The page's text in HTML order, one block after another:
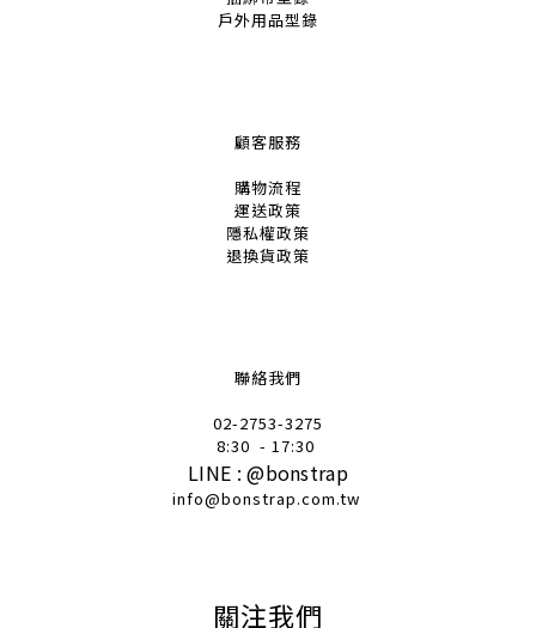
戶外用品型錄
顧客服務
購物流程
運送政策
隱私權政策
退換貨政策
聯絡我們
02-2753-3275
8:30 - 17:30
LINE :@bonstrap
info@bonstrap.com.tw
關注我們